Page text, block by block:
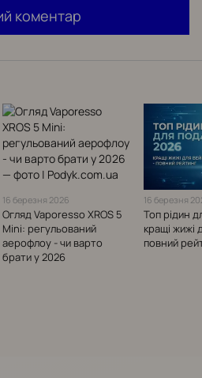
коментар
16 березня 2026
Огляд Vaporesso XROS 5
Mini: регульований
аерофлоу - чи варто
брати у 2026
16 березня
Топ рідин
кращі жижі
повний